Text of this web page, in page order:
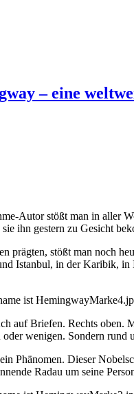
– eine
Autor stößt man in aller
ihn gestern zu Gesicht
prägten, stößt man noch
Istanbul, in der Karibik,
auf Briefen. Rechts oben.
wenigen. Sondern
Phänomen. Dieser
Radau um seine